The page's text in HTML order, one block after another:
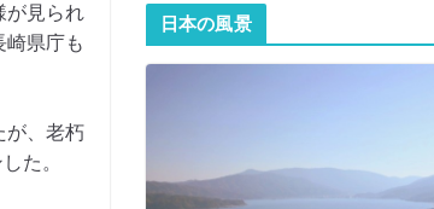
が見られ
県庁も
が、老朽
た。
日本の風景